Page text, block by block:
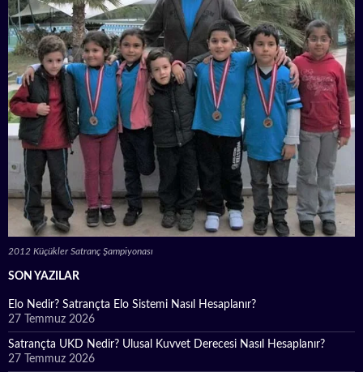
2012 Küçükler Satranç Şampiyonası
SON YAZILAR
Elo Nedir? Satrançta Elo Sistemi Nasıl Hesaplanır?
27 Temmuz 2026
Satrançta UKD Nedir? Ulusal Kuvvet Derecesi Nasıl Hesaplanır?
27 Temmuz 2026